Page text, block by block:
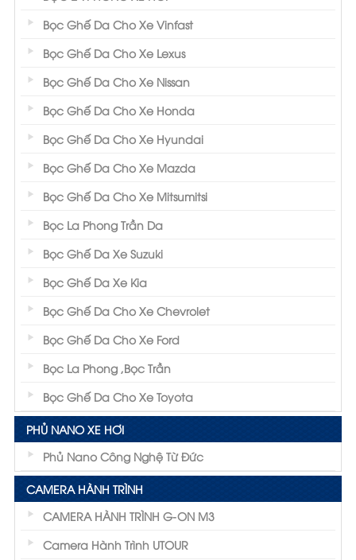
Bọc Ghế Da Cho Xe Vinfast
Bọc Ghế Da Cho Xe Lexus
Bọc Ghế Da Cho Xe Nissan
Bọc Ghế Da Cho Xe Honda
Bọc Ghế Da Cho Xe Hyundai
Bọc Ghế Da Cho Xe Mazda
Bọc Ghế Da Cho Xe Mitsumitsi
Bọc La Phong Trần Da
Bọc Ghế Da Xe Suzuki
Bọc Ghế Da Xe Kia
Bọc Ghế Da Cho Xe Chevrolet
Bọc Ghế Da Cho Xe Ford
Bọc La Phong ,Bọc Trần
Bọc Ghế Da Cho Xe Toyota
PHỦ NANO XE HƠI
Phủ Nano Công Nghệ Từ Đức
CAMERA HÀNH TRÌNH
CAMERA HÀNH TRÌNH G-ON M3
Camera Hành Trình UTOUR